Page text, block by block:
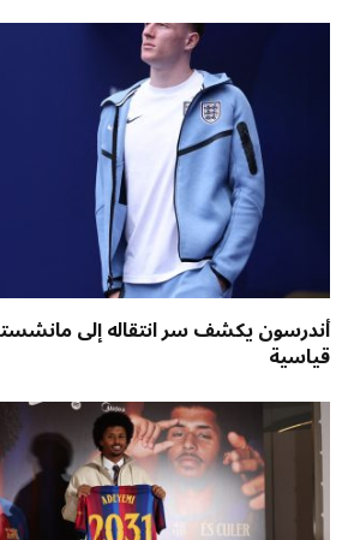
أندرسون يكشف سر انتقاله إلى
قياسية